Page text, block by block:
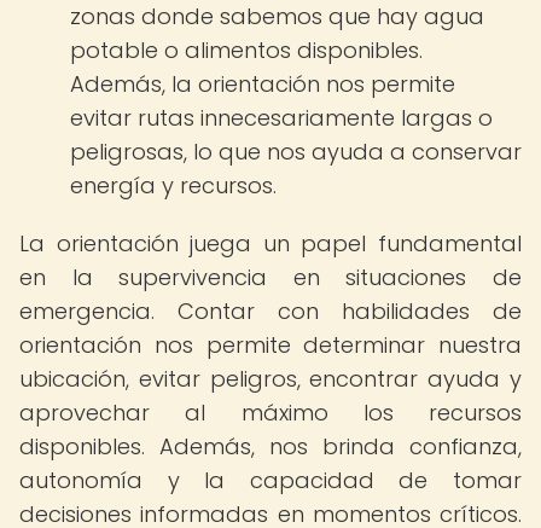
zonas donde sabemos que hay agua
potable o alimentos disponibles.
Además, la orientación nos permite
evitar rutas innecesariamente largas o
peligrosas, lo que nos ayuda a conservar
energía y recursos.
La orientación juega un papel fundamental
en la supervivencia en situaciones de
emergencia. Contar con habilidades de
orientación nos permite determinar nuestra
ubicación, evitar peligros, encontrar ayuda y
aprovechar al máximo los recursos
disponibles. Además, nos brinda confianza,
autonomía y la capacidad de tomar
decisiones informadas en momentos críticos.